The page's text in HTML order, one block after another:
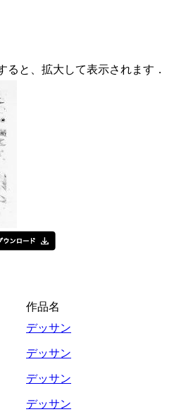
ると、拡大して表示されます．
作品名
デッサン
デッサン
デッサン
デッサン